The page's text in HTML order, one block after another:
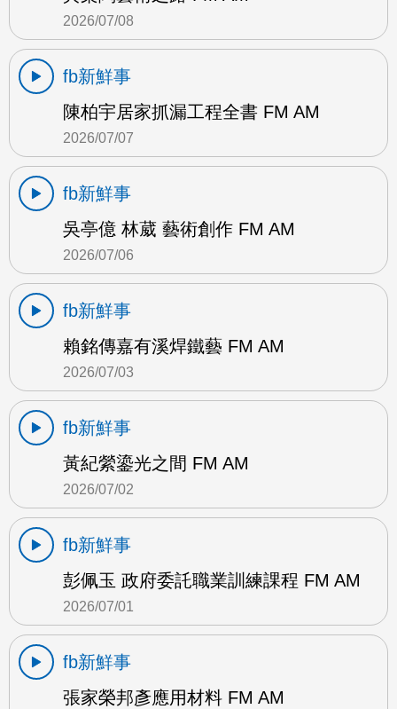
2026/07/08
fb新鮮事
陳柏宇居家抓漏工程全書 FM AM
2026/07/07
fb新鮮事
吳亭億 林葳 藝術創作 FM AM
2026/07/06
fb新鮮事
賴銘傳嘉有溪焊鐵藝 FM AM
2026/07/03
fb新鮮事
黃紀縈鎏光之間 FM AM
2026/07/02
fb新鮮事
彭佩玉 政府委託職業訓練課程 FM AM
2026/07/01
fb新鮮事
張家榮邦彥應用材料 FM AM